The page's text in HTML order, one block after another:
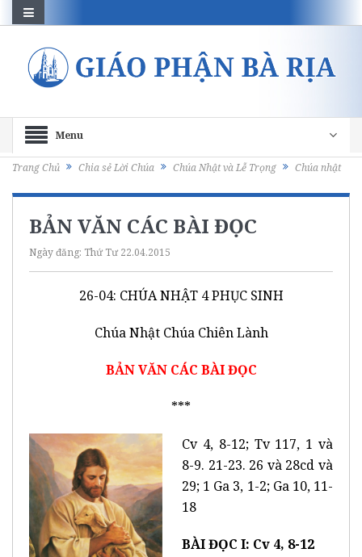
Menu
Trang Chủ Chia sẻ Lời Chúa Chúa Nhật và Lễ Trọng Chúa nhật
BẢN VĂN CÁC BÀI ĐỌC
Ngày đăng: Thứ Tư 22.04.2015
26-04: CHÚA NHẬT 4 PHỤC SINH
Chúa Nhật Chúa Chiên Lành
BẢN VĂN CÁC BÀI ĐỌC
***
Cv 4, 8-12; Tv 117, 1 và
8-9. 21-23. 26 và 28cd và
29; 1 Ga 3, 1-2; Ga 10, 11-
18
BÀI ĐỌC I: Cv 4, 8-12